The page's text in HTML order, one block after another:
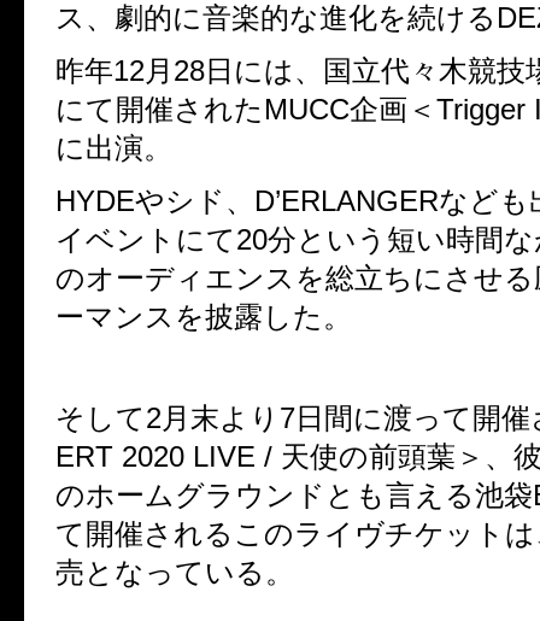
ス、 劇的に音楽的な進化を続ける
昨年12月 28日には、国立代々木競技
にて開催された MUCC企画＜Trigger
に出演。
HYDEやシド、 D’ERLANGERなども
イベント にて20分という短い時間
のオーディエンスを総立ちにさせる
ーマンスを披露した。
そして2月末より7日間に渡って開
ERT 2020 LIVE / 天使の前頭葉＞、
のホームグラウンドとも言える池袋
て 開催されるこのライヴチケット
売となっている。